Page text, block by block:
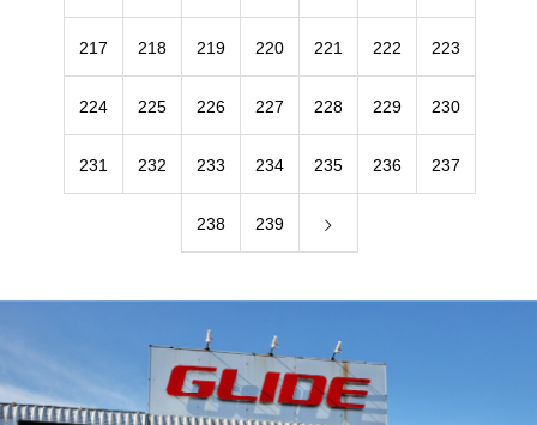
217 218 219 220 221 222 223
224 225 226 227 228 229 230
231 232 233 234 235 236 237
238 239